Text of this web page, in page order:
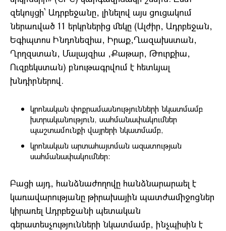
զեկույցի՝ Ադրբեջանը, լինելով այս ցուցակում
ներառված 11 երկրներից մեկը (Ալժիր, Ադրբեջան,
Եգիպտոս Ինդոնեզիա, Իրաք,Ղազախստան,
Ղրղզստան, Մալայզիա ,Քաթար, Թուրքիա,
Ուզբեկստան) բնութագրվում է հետևյալ
խնդիրներով.
կրոնական փոքրամասնությունների նկատմամբ
խտրականություն, սահմանափակումներ
պաշտամունքի վայրերի նկատմամբ,
կրոնական արտահայտման ազատության
սահմանափակումներ:
Բացի այդ, հանձնաժողովը հանձնարարաել է
կառավարությանը թիրախային պատժամիջոցներ
կիրառել Ադրբեջանի պետական
գերատեսչությունների նկատմամբ, ինչպիսին է